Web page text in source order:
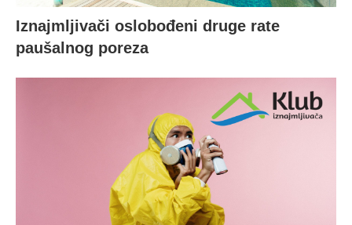
Iznajmljivači oslobođeni druge rate
paušalnog poreza